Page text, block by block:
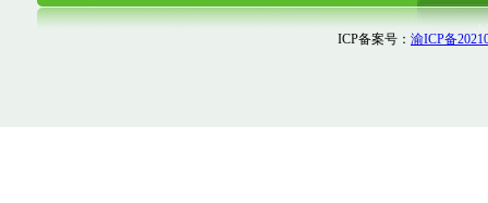
ICP备案号： 渝ICP备